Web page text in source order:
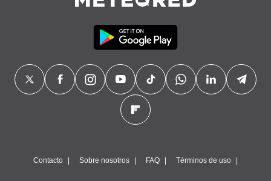
Contacto Sobre nosotros FAQ Términos de uso